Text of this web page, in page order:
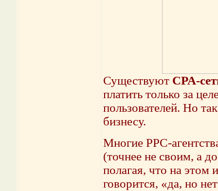
Существуют CPA-
платить только за
пользователей. Но
бизнесу.
Многие PPC-
(точнее не своим, а
полагая, что на этом
говорится, «да, но